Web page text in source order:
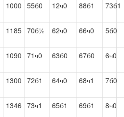
1000 55б0 12ч0 88б1 73б1
1185 70б½ 62ч0 66ч0 5б0
1090 71ч0 63б0 67б0 6ч0
1300 72б1 64ч0 68ч1 7б0
1346 73ч1 65б1 69б1 8ч0